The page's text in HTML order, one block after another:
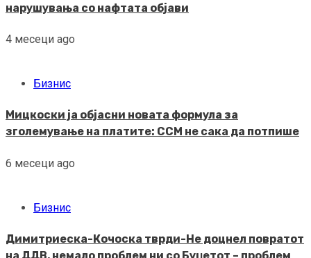
нарушувања со нафтата објави
4 месеци ago
Бизнис
Мицкоски ја објасни новата формула за
зголемување на платите: ССМ не сака да потпише
6 месеци ago
Бизнис
Димитриеска-Кочоска тврди-Не доцнел повратот